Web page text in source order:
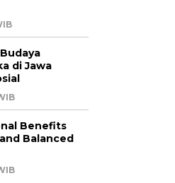
di Jawa
Benefits
Balanced